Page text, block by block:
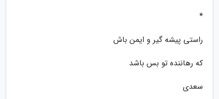
*
راستی پیشه گیر و ایمن باش
که رهاننده تو بس باشد
سعدی